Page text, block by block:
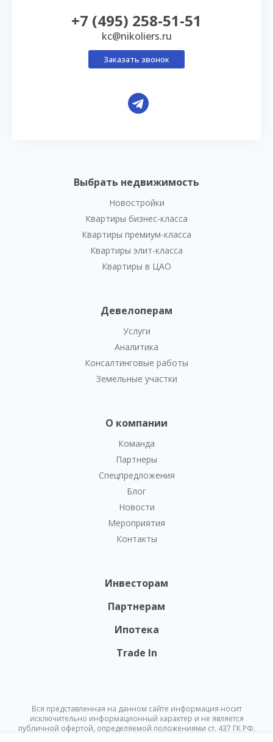
Выбрать недвижимость
Новостройки
Квартиры бизнес-класса
Квартиры премиум-класса
Квартиры элит-класса
Квартиры в ЦАО
Девелоперам
Услуги
Аналитика
Консалтинговые работы
Земельные участки
О компании
Команда
Партнеры
Спецпредложения
Блог
Новости
Мероприятия
Контакты
Инвесторам
Партнерам
Ипотека
Trade In
+7 (495) 258-51-51
kc@nikoliers.ru
Заказать звонок
Вся представленная на данном сайте информация носит
исключительно информационный характер и не является
публичной офертой, определяемой положениями ст. 437 ГК РФ.